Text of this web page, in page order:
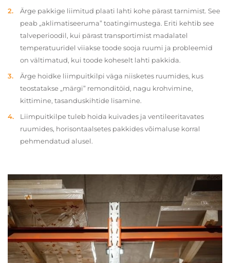
Ärge pakkige liimitud plaati lahti kohe pärast tarnimist. See
peab „aklimatiseeruma” toatingimustega. Eriti kehtib see
talveperioodil, kui pärast transportimist madalatel
temperatuuridel viiakse toode sooja ruumi ja probleemid
on vältimatud, kui toode koheselt lahti pakkida.
Ärge hoidke liimpuitkilpi väga niisketes ruumides, kus
teostatakse „märgi” remonditöid, nagu krohvimine,
kittimine, tasanduskihtide lisamine.
Liimpuitkilpe tuleb hoida kuivades ja ventileeritavates
ruumides, horisontaalsetes pakkides võimaluse korral
pehmendatud alusel.